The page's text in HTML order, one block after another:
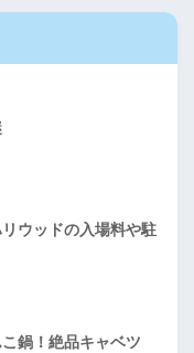
ウッドの入場料や駐
鍋！絶品キャベツ